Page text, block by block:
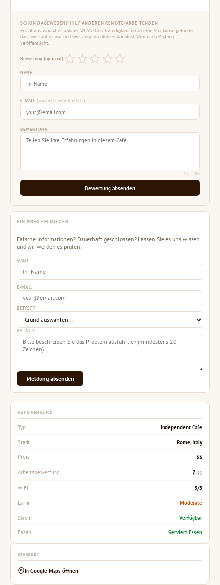
SCHON DAGEWESEN? HILF ANDEREN REMOTE-ARBEITENDEN
Erzähl uns, worauf es ankam: WLAN-Geschwindigkeit, ob du eine Steckdose gefunden
hast, wie laut es war und wie lange du bleiben konntest. Wird nach Prüfung
veröffentlicht.
Bewertung (optional)
NAME
E-MAIL(wird nicht veröffentlicht)
BEWERTUNG
0/ 2000
Bewertung absenden
EIN PROBLEM MELDEN
Falsche Informationen? Dauerhaft geschlossen? Lassen Sie es uns wissen
und wir werden es prüfen.
NAME
E-MAIL
BETREFF
DETAILS
Meldung absenden
AUF EINEN BLICK
Typ Independent Cafe
Stadt Rome, Italy
Preis $$
Arbeitsbewertung 7/10
WiFi 5/5
Lärm Moderate
Strom Verfügbar
Essen Serviert Essen
STANDORT
In Google Maps öffnen